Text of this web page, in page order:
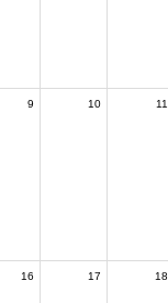
9 10 11
16 17 18